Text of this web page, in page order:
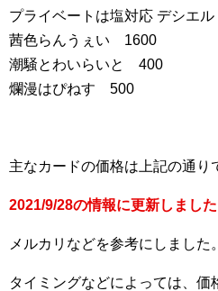
プライベートは塩対応 デシエ
茜色らんうぇい 1600
潮騒とわいらいと 400
爛漫はぴねす 500
主なカードの価格は上記の通り
2021/9/28の情報に更新しました
メルカリなどを参考にしました。
タイミングなどによっては、価